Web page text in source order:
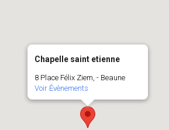
Chapelle saint etienne
8 Place Félix Ziem, - Beaune
Voir Évènements